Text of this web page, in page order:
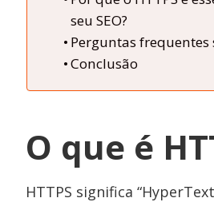
seu SEO?
Perguntas frequentes
Conclusão
O que é
HTTPS significa